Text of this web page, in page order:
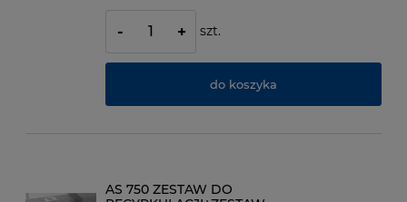
- + szt.
do koszyka
AS 750 ZESTAW DO